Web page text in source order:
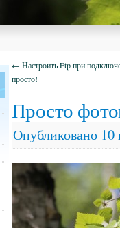
← Настроить Ftp при
просто!
Просто
Опубликовано 10